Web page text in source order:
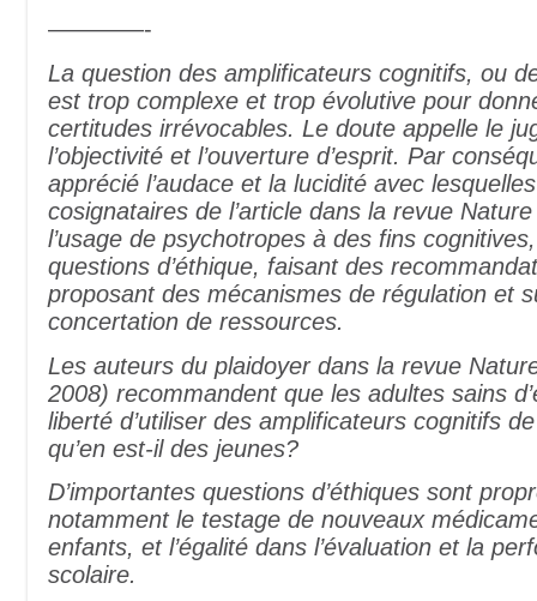
————-
La question des amplificateurs cognitifs, ou
est trop complexe et trop évolutive pour
certitudes irrévocables. Le doute appelle le
l’objectivité et l’ouverture d’esprit. Par
apprécié l’audace et la lucidité avec
cosignataires de l’article dans la revue
l’usage de psychotropes à des fins
questions d’éthique, faisant des
proposant des mécanismes de régulation et
concertation de ressources.
Les auteurs du plaidoyer dans la revue
2008) recommandent que les adultes sains
liberté d’utiliser des amplificateurs cognitifs
qu’en est-il des jeunes?
D’importantes questions d’éthiques sont
notamment le testage de nouveaux
enfants, et l’égalité dans l’évaluation et la
scolaire.